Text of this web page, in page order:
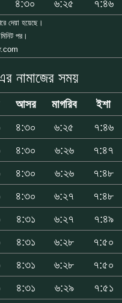
৪:৩০ ৬:২৫ ৭:৪৬
দেয়া হয়েছে।
পর।
নামাজের সময়
আসর মাগরিব
ইশা
৪:৩০ ৬:২৫
৭:৪৬
৪:৩০ ৬:২৬
৭:৪৭
৪:৩০ ৬:২৬
৭:৪৮
৪:৩০ ৬:২৭
৭:৪৮
৪:৩১ ৬:২৭
৭:৪৯
৪:৩১ ৬:২৮
৭:৫০
৪:৩১ ৬:২৮
৭:৫০
৪:৩১ ৬:২৯
৭:৫১